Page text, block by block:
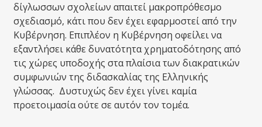
δίγλωσσων σχολείων απαιτεί μακροπρόθεσμο
σχεδιασμό, κάτι που δεν έχει εφαρμοστεί από την
Κυβέρνηση. Επιπλέον η Κυβέρνηση οφείλει να
εξαντλήσει κάθε δυνατότητα χρηματοδότησης από
τις χώρες υποδοχής στα πλαίσια των διακρατικών
συμφωνιών της διδασκαλίας της Ελληνικής
γλώσσας. Δυστυχώς δεν έχει γίνει καμία
προετοιμασία ούτε σε αυτόν τον τομέα.